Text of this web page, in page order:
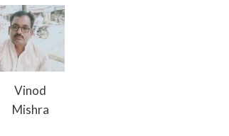
Vinod
Mishra